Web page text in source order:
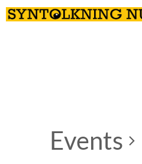
Events